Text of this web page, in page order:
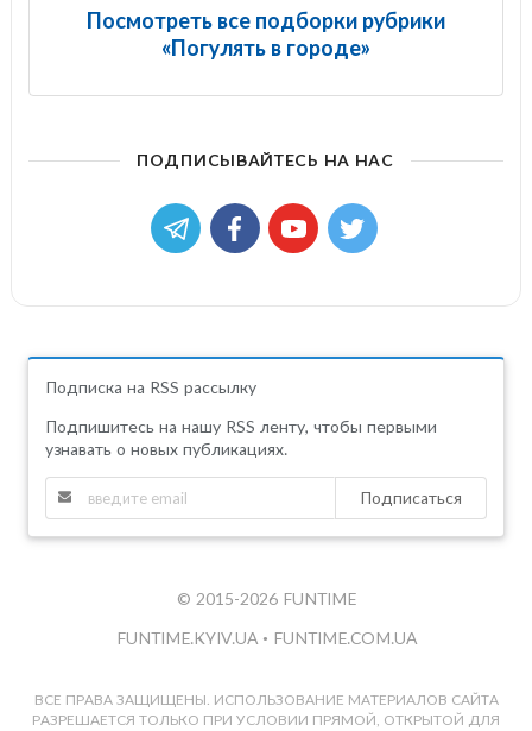
Посмотреть все подборки рубрики
«Погулять в городе»
ПОДПИСЫВАЙТЕСЬ НА НАС
Подписка на RSS рассылку
Подпишитесь на нашу RSS ленту, чтобы первыми
узнавать о новых публикациях.
Подписаться
© 2015-2026 FUNTIME
FUNTIME.KYIV.UA • FUNTIME.COM.UA
ВСЕ ПРАВА ЗАЩИЩЕНЫ. ИСПОЛЬЗОВАНИЕ МАТЕРИАЛОВ САЙТА
РАЗРЕШАЕТСЯ ТОЛЬКО ПРИ УСЛОВИИ ПРЯМОЙ, ОТКРЫТОЙ ДЛЯ